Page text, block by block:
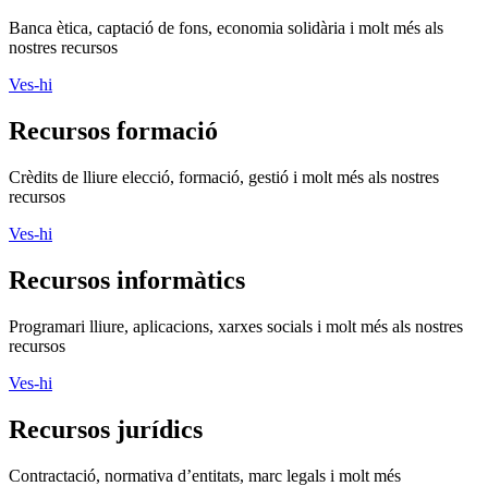
Banca ètica, captació de fons, economia solidària i molt més als
nostres recursos
Ves-hi
Recursos formació
Crèdits de lliure elecció, formació, gestió i molt més als nostres
recursos
Ves-hi
Recursos informàtics
Programari lliure, aplicacions, xarxes socials i molt més als nostres
recursos
Ves-hi
Recursos jurídics
Contractació, normativa d’entitats, marc legals i molt més